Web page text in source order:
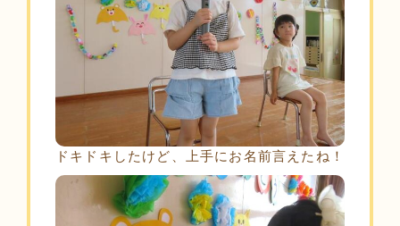
ドキドキしたけど、上手にお名前言えたね！